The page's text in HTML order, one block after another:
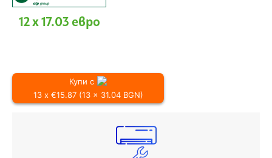
12 x 17.03 евро
Купи с
13 x €15.87 (13 x 31.04 BGN)